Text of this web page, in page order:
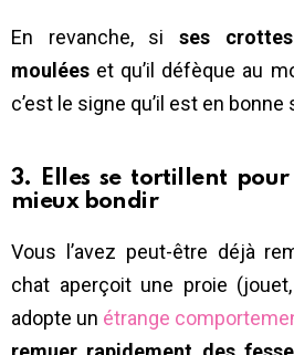
En revanche, si ses
moulées et qu’il défèque au
c’est le signe qu’il est en bonne
3. Elles se tortillent
mieux bondir
Vous l’avez peut-être déjà
chat aperçoit une proie
adopte un étrange